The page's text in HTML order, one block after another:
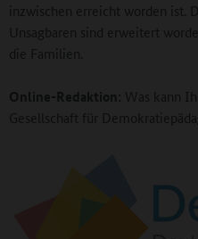
inzwischen erreicht worden ist.
Unsagbaren sind erweitert
die Familien.
Online-Redaktion: Was kann
Gesellschaft für